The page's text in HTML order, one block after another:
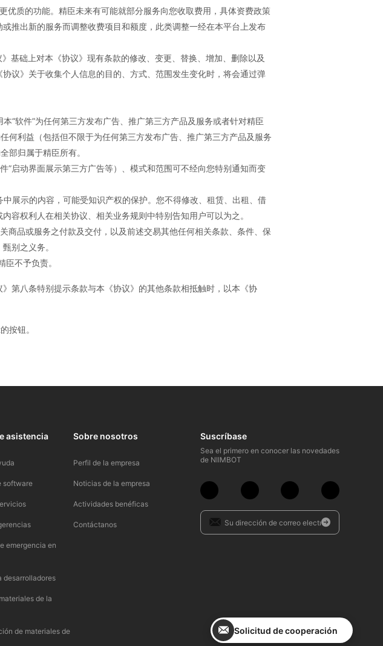
优质的功能。精臣未来有可能就部分服务向您收取费用，具体资费政策
推出新的服务而调整收费项目和额度，此类调整一经在本平台上发布
基础上对本《协议》现有条款的修改、变更、替换、增加、删除以及
议》关于收集个人信息的目的、方式、范围发生变化时，将会通过弹
“软件”为任何第三方发布广告、推广第三方产品及服务或者针对精臣
何利益（包括但不限于为任何第三方发布广告、推广第三方产品及服务
部归属于精臣所有。
”启动界面展示第三方广告等）、模式和范围可不经向您特别通知而变
展示的内容，可能受知识产权的保护。您不得修改、租赁、出租、借
容权利人在相关协议、相关业务规则中特别告知用户可以为之。
商品或服务之付款及交付，以及前述交易其他任何相关条款、条件、保
别之义务。
不予负责。
第八条特别提示条款与本《协议》的其他条款相抵触时，以本《协
按钮。
asistencia
software
emergencia en
desarrolladores​
de la
de materiales de
Sobre nosotros
Perfil de la empresa​
Noticias de la empresa​
Actividades benéficas​
Contáctanos​
Suscríbase
Sea el primero en conocer las novedades
de NIIMBOT
Solicitud de cooperación